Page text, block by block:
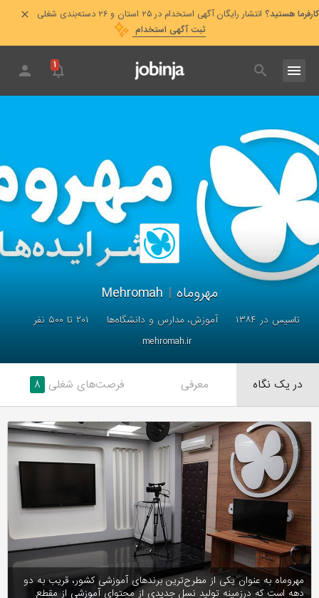
کارفرما هستید؟ انتشار رایگان آگهی استخدام در ۲۵ استان و ۲۶ دسته‌بندی شغلی
ثبت آگهی استخدام
۱
مهروماه |
تاسیس در ۱۳۸۴ آموزش، مدارس و دانشگاه‌ها
۲۰۱ تا ۵۰۰ نفر
mehromah.ir
در یک نگاه معرفی فرصت‌های شغلی ۸
مهروماه به عنوان یکی از مطرح‌ترین برندهای آموزشی کشور، قریب به دو
دهه است که درزمینه تولید نسل جدیدی از محتوای آموزشی از مقطع